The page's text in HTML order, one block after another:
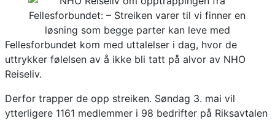
Fellesforbundet kom med uttalelser i dag, hvor de
uttrykker følelsen av å ikke bli tatt på alvor av NHO
Reiseliv.
Derfor trapper de opp streiken. Søndag 3. mai vil
ytterligere 1161 medlemmer i 98 bedrifter på Riksavtalen